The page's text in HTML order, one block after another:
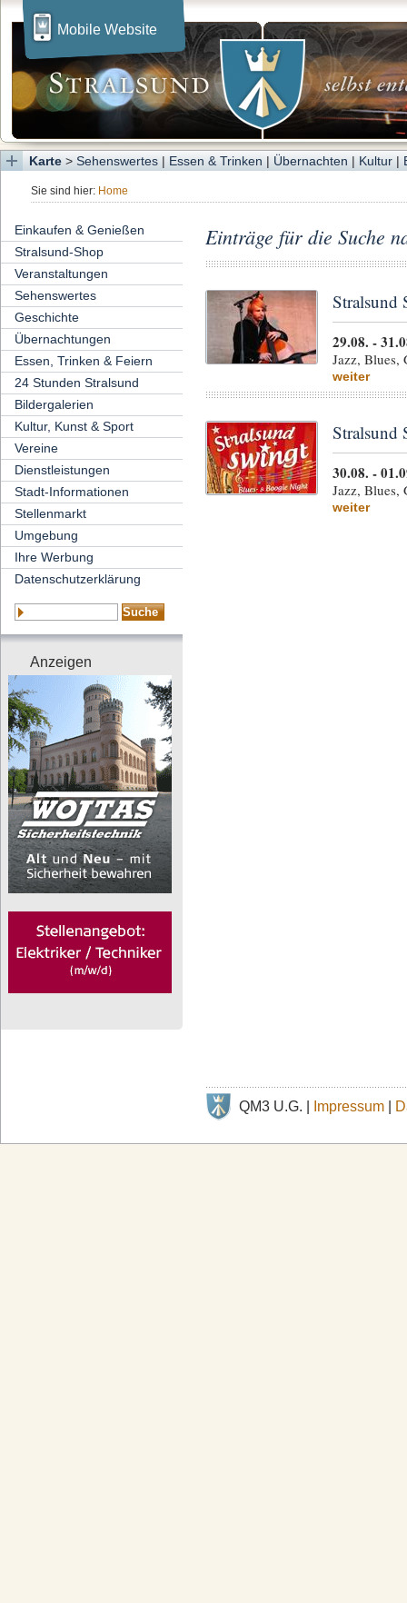
Mobile Website
Karte > Sehenswertes | Essen & Trinken | Übernachten | Kultur |
Sie sind hier: Home
Einkaufen & Genießen
Stralsund-Shop
Veranstaltungen
Sehenswertes
Geschichte
Übernachtungen
Essen, Trinken & Feiern
24 Stunden Stralsund
Bildergalerien
Kultur, Kunst & Sport
Vereine
Dienstleistungen
Stadt-Informationen
Stellenmarkt
Umgebung
Ihre Werbung
Datenschutzerklärung
Anzeigen
Einträge für die Suche
Stralsund
29.08. -
Jazz, Blues,
weiter
Stralsund
30.08. -
Jazz, Blues,
weiter
QM3 U.G. | Impressum